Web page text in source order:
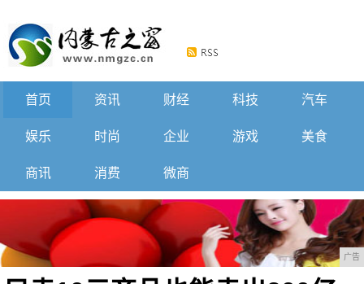
首页 资讯 财经 科技 汽车
娱乐 时尚 企业 游戏 美食
商讯 消费 微商
广告